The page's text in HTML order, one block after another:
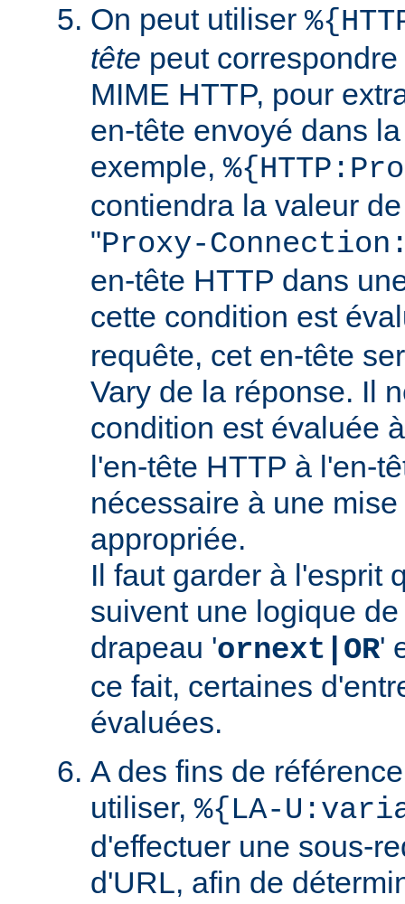
On peut utiliser
tête peut
MIME HTTP, pour
en-tête envoyé dans
exemple,
contiendra la valeur
"Proxy-
en-tête HTTP dans
cette condition est
requête, cet en-tête
Vary de la réponse. Il
condition est évaluée
l'en-tête HTTP à l'en-
nécessaire à une
appropriée.
Il faut garder à l'esprit
suivent une logique
drapeau 'ornext|OR'
ce fait, certaines
évaluées.
A des fins de
utiliser, %{LA-
d'effectuer une sous-
d'URL, afin de